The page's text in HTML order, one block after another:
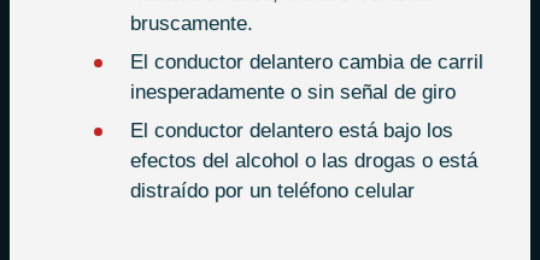
bruscamente.
El conductor delantero cambia de carril
inesperadamente o sin señal de giro
El conductor delantero está bajo los
efectos del alcohol o las drogas o está
distraído por un teléfono celular